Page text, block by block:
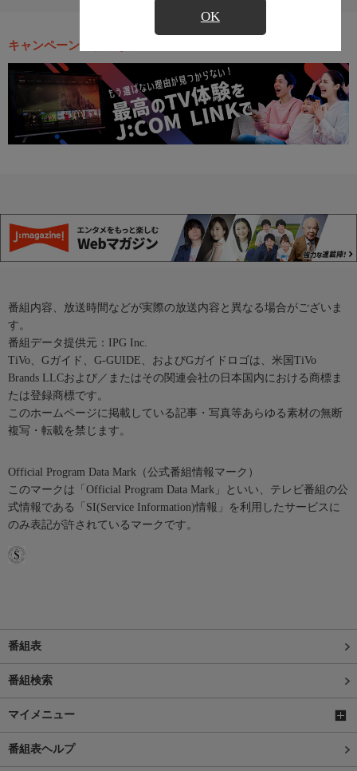
OK
キャンペーン・お得な情報
番組内容、放送時間などが実際の放送内容と異なる場合がございま
す。
番組データ提供元：IPG Inc.
TiVo、Gガイド、G-GUIDE、およびGガイドロゴは、米国TiVo
Brands LLCおよび／またはその関連会社の日本国内における商標ま
たは登録商標です。
このホームページに掲載している記事・写真等あらゆる素材の無断
複写・転載を禁じます。
Official Program Data Mark（公式番組情報マーク）
このマークは「Official Program Data Mark」といい、テレビ番組の公
式情報である「SI(Service Information)情報」を利用したサービスに
のみ表記が許されているマークです。
番組表
番組検索
マイメニュー
番組表ヘルプ